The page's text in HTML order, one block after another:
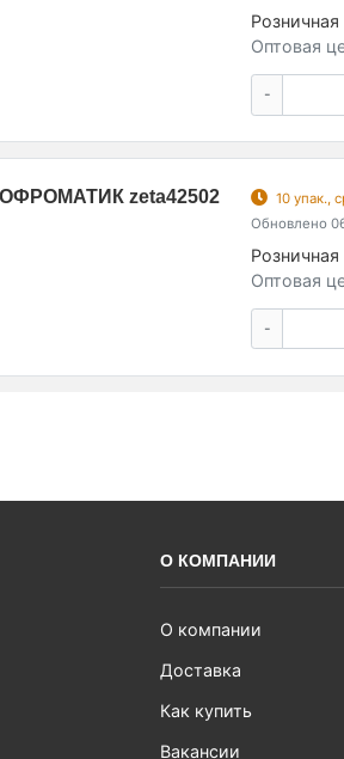
Розничная
Оптовая
-
zeta42502
10 упак.,
Обновлено
Розничная
Оптовая
-
О КОМПАНИИ
О компании
Доставка
Как купить
Вакансии